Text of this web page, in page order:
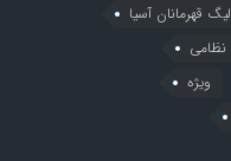
لیگ قهرمانان آسیا
نظامی
ویژه